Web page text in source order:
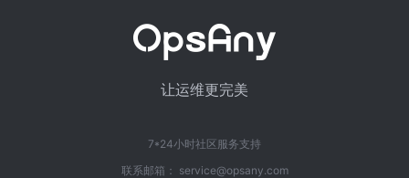
让运维更完美
7*24小时社区服务支持
联系邮箱： service@opsany.com